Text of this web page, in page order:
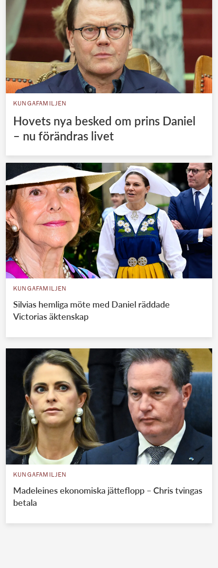
KUNGAFAMILJEN
Hovets nya besked om prins Daniel
– nu förändras livet
KUNGAFAMILJEN
Silvias hemliga möte med Daniel räddade
Victorias äktenskap
KUNGAFAMILJEN
Madeleines ekonomiska jätteflopp – Chris tvingas
betala